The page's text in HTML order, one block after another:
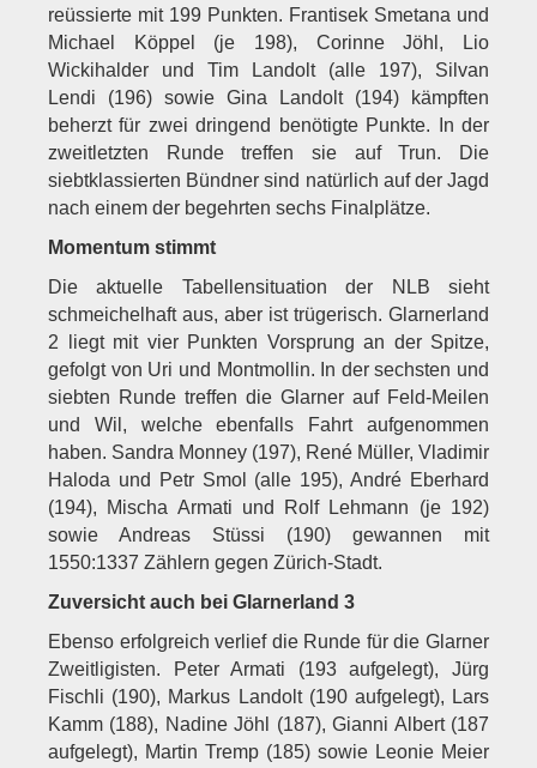
reüssierte mit 199 Punkten. Frantisek Smetana und
Michael Köppel (je 198), Corinne Jöhl, Lio
Wickihalder und Tim Landolt (alle 197), Silvan
Lendi (196) sowie Gina Landolt (194) kämpften
beherzt für zwei dringend benötigte Punkte. In der
zweitletzten Runde treffen sie auf Trun. Die
siebtklassierten Bündner sind natürlich auf der Jagd
nach einem der begehrten sechs Finalplätze.
Momentum stimmt
Die aktuelle Tabellensituation der NLB sieht
schmeichelhaft aus, aber ist trügerisch. Glarnerland
2 liegt mit vier Punkten Vorsprung an der Spitze,
gefolgt von Uri und Montmollin. In der sechsten und
siebten Runde treffen die Glarner auf Feld-Meilen
und Wil, welche ebenfalls Fahrt aufgenommen
haben. Sandra Monney (197), René Müller, Vladimir
Haloda und Petr Smol (alle 195), André Eberhard
(194), Mischa Armati und Rolf Lehmann (je 192)
sowie Andreas Stüssi (190) gewannen mit
1550:1337 Zählern gegen Zürich-Stadt.
Zuversicht auch bei Glarnerland 3
Ebenso erfolgreich verlief die Runde für die Glarner
Zweitligisten. Peter Armati (193 aufgelegt), Jürg
Fischli (190), Markus Landolt (190 aufgelegt), Lars
Kamm (188), Nadine Jöhl (187), Gianni Albert (187
aufgelegt), Martin Tremp (185) sowie Leonie Meier